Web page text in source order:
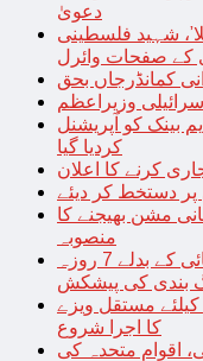
دعویٰ
شہید فلسطینی
کے صفحات وائرل
کمانڈرجاں بحق
وزیراعظم
بینک کو آپریشنل
کردیا گیا
کرنے کا اعلان
پر دستخط کر دیئے
انسانی مشن بھیجنے کا
منصوبہ
اسرائیل کی حماس کو 35 قیدیوں کی رہائی کے بدلے 7 روزہ
بندی کی پیشکش
مستقل ویزے
کا اجرا شروع
20 ہزار ہوگئی، اقوام متحدہ کی